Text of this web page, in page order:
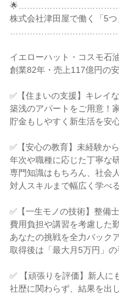
株式会社津田屋で働く「5つ
イエローハット・コスモ石
創業82年・売上117億円の
✅【住まいの支援】キレイ
築浅のアパートをご用意！
貯金もしやすく新生活を安
✅【安心の教育】未経験か
年次や職種に応じた丁寧な
専門知識はもちろん、社会
対人スキルまで幅広く学べ
✅【一生モノの技術】整備
費用負担や講習を考慮した
あなたの挑戦を全力バックア
取得後は「最大月5万円」の
✅ 【頑張りを評価】新人に
社歴に関わらず、結果を出